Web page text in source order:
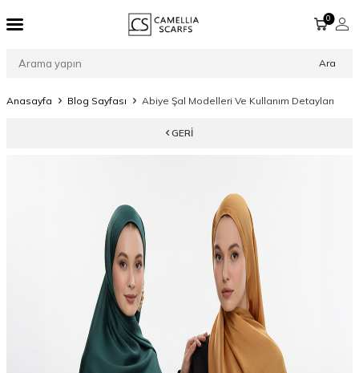
Ara
0
Anasayfa Blog Sayfası Abiye Şal Modelleri Ve Kullanım Detayları
GERI